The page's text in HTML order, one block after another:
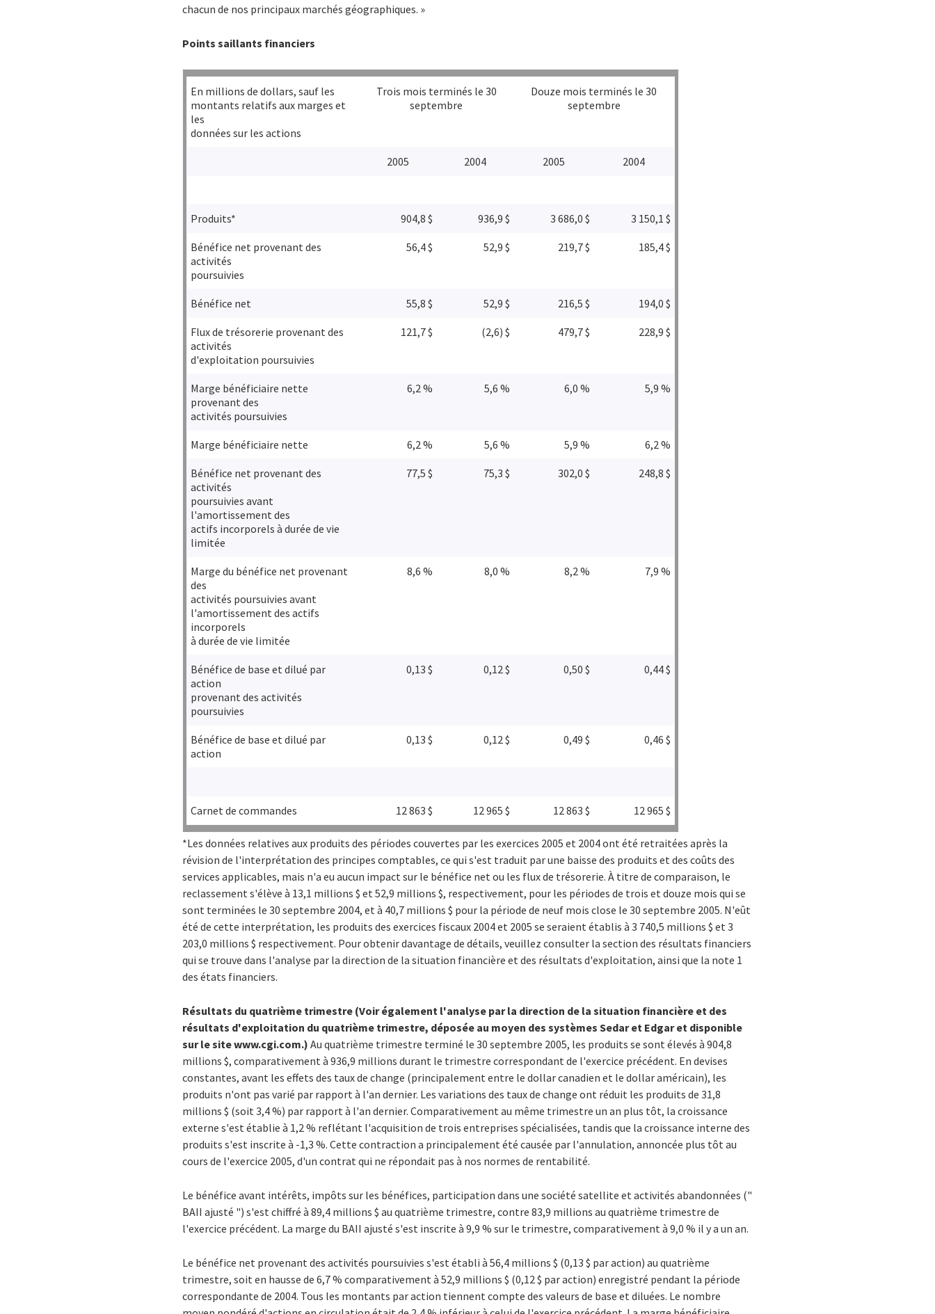
chacun de nos principaux marchés géographiques. »
Points saillants financiers
En millions de dollars, sauf les
montants relatifs aux marges et
les
données sur les actions
Trois mois terminés le 30
septembre
Douze mois terminés le 30
septembre
2005 2004 2005 2004
Produits* 904,8 $ 936,9 $ 3 686,0 $ 3 150,1 $
Bénéfice net provenant des
activités
poursuivies
56,4 $ 52,9 $ 219,7 $ 185,4 $
Bénéfice net 55,8 $ 52,9 $ 216,5 $ 194,0 $
Flux de trésorerie provenant des
activités
d'exploitation poursuivies
121,7 $ (2,6) $ 479,7 $ 228,9 $
Marge bénéficiaire nette
provenant des
activités poursuivies
6,2 % 5,6 % 6,0 % 5,9 %
Marge bénéficiaire nette 6,2 % 5,6 % 5,9 % 6,2 %
Bénéfice net provenant des
activités
poursuivies avant
l'amortissement des
actifs incorporels à durée de vie
limitée
77,5 $ 75,3 $ 302,0 $ 248,8 $
Marge du bénéfice net provenant
des
activités poursuivies avant
l'amortissement des actifs
incorporels
à durée de vie limitée
8,6 % 8,0 % 8,2 % 7,9 %
Bénéfice de base et dilué par
action
provenant des activités
poursuivies
0,13 $ 0,12 $ 0,50 $ 0,44 $
Bénéfice de base et dilué par
action
0,13 $ 0,12 $ 0,49 $ 0,46 $
Carnet de commandes 12 863 $ 12 965 $ 12 863 $ 12 965 $
*Les données relatives aux produits des périodes couvertes par les exercices 2005 et 2004 ont été retraitées après la
révision de l'interprétation des principes comptables, ce qui s'est traduit par une baisse des produits et des coûts des
services applicables, mais n'a eu aucun impact sur le bénéfice net ou les flux de trésorerie. À titre de comparaison, le
reclassement s'élève à 13,1 millions $ et 52,9 millions $, respectivement, pour les périodes de trois et douze mois qui se
sont terminées le 30 septembre 2004, et à 40,7 millions $ pour la période de neuf mois close le 30 septembre 2005. N'eût
été de cette interprétation, les produits des exercices fiscaux 2004 et 2005 se seraient établis à 3 740,5 millions $ et 3
203,0 millions $ respectivement. Pour obtenir davantage de détails, veuillez consulter la section des résultats financiers
qui se trouve dans l'analyse par la direction de la situation financière et des résultats d'exploitation, ainsi que la note 1
des états financiers.
Résultats du quatrième trimestre (Voir également l'analyse par la direction de la situation financière et des
résultats d'exploitation du quatrième trimestre, déposée au moyen des systèmes Sedar et Edgar et disponible
sur le site www.cgi.com.) Au quatrième trimestre terminé le 30 septembre 2005, les produits se sont élevés à 904,8
millions $, comparativement à 936,9 millions durant le trimestre correspondant de l'exercice précédent. En devises
constantes, avant les effets des taux de change (principalement entre le dollar canadien et le dollar américain), les
produits n'ont pas varié par rapport à l'an dernier. Les variations des taux de change ont réduit les produits de 31,8
millions $ (soit 3,4 %) par rapport à l'an dernier. Comparativement au même trimestre un an plus tôt, la croissance
externe s'est établie à 1,2 % reflétant l'acquisition de trois entreprises spécialisées, tandis que la croissance interne des
produits s'est inscrite à -1,3 %. Cette contraction a principalement été causée par l'annulation, annoncée plus tôt au
cours de l'exercice 2005, d'un contrat qui ne répondait pas à nos normes de rentabilité.
Le bénéfice avant intérêts, impôts sur les bénéfices, participation dans une société satellite et activités abandonnées ("
BAII ajusté ") s'est chiffré à 89,4 millions $ au quatrième trimestre, contre 83,9 millions au quatrième trimestre de
l'exercice précédent. La marge du BAII ajusté s'est inscrite à 9,9 % sur le trimestre, comparativement à 9,0 % il y a un an.
Le bénéfice net provenant des activités poursuivies s'est établi à 56,4 millions $ (0,13 $ par action) au quatrième
trimestre, soit en hausse de 6,7 % comparativement à 52,9 millions $ (0,12 $ par action) enregistré pendant la période
correspondante de 2004. Tous les montants par action tiennent compte des valeurs de base et diluées. Le nombre